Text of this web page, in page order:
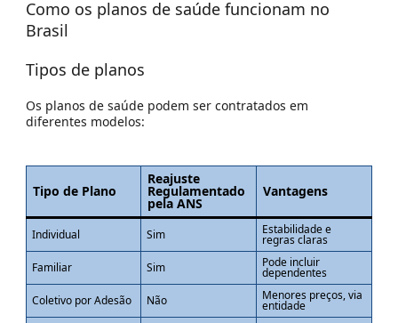
Como os planos de saúde funcionam no
Brasil
Tipos de planos
Os planos de saúde podem ser contratados em
diferentes modelos:
Tipo de Plano
Reajuste
Regulamentado
pela ANS
Vantagens
Individual Sim Estabilidade e
regras claras
Familiar
Sim Pode incluir
dependentes
Coletivo por Adesão
Não Menores preços, via
entidade